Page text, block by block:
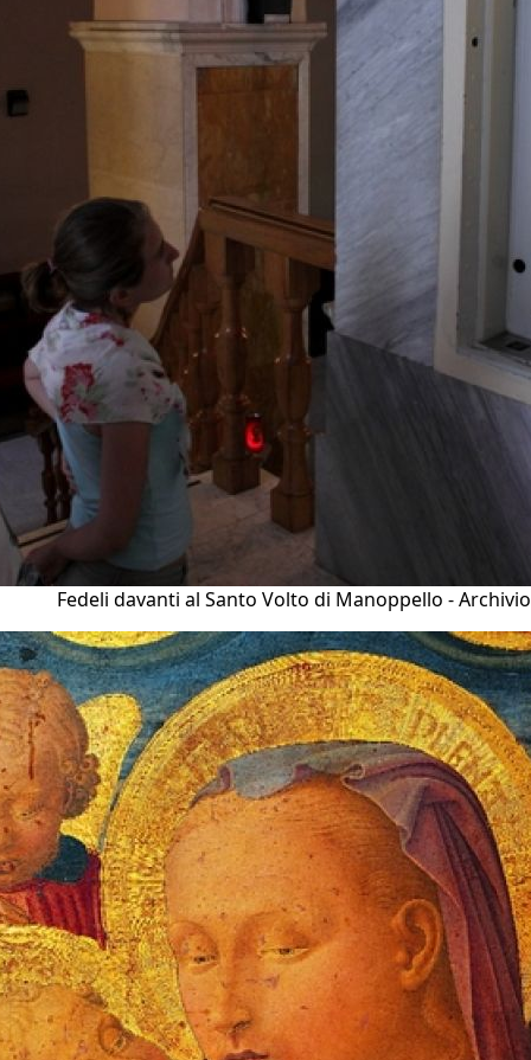
Fedeli davanti al Santo Volto di Manoppello - Archivio